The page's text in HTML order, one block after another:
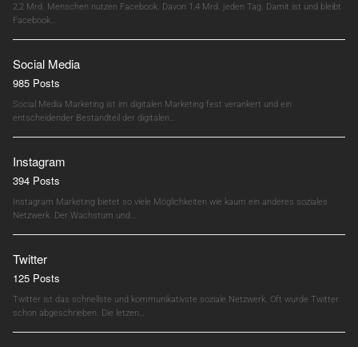
2,2 Mrd. Menschen nutzen Facebook. Davon 1,4 Mrd. jeden Tag. Damit ist und bleibt
Facebook…
Social Media
985 Posts
Social Media Marketing ist im digitalen Marketing fest verankert und ein
entscheidender Bestandteil der digitalen…
Instagram
394 Posts
Instagram Marketing bietet so viele Möglichkeiten wie kaum ein anderes soziales
Netzwerk. Der Wachstum und…
Twitter
125 Posts
Twitter ist das schnellste und kommunikativste soziale Netzwerk. Oft wurde Twitter
schon abgeschrieben. Die letzen…